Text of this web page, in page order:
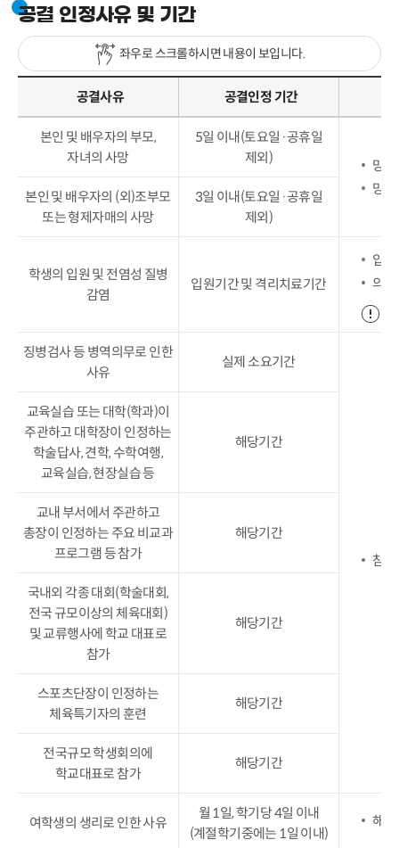
공결 인정사유 및 기간
좌우로 스크롤하시면 내용이 보입니다.
공결사유 공결인정 기간
본인 및 배우자의 부모,
자녀의 사망
5일 이내(토요일 ·공휴일
제외)
망
망
본인 및 배우자의 (외)조부모
또는 형제자매의 사망
3일 이내(토요일 ·공휴일
제외)
학생의 입원 및 전염성 질병
감염
입원기간 및 격리치료기간
입·
의
징병검사 등 병역의무로 인한
사유
실제 소요기간
참
교육실습 또는 대학(학과)이
주관하고 대학장이 인정하는
학술답사, 견학, 수학여행,
교육실습, 현장실습 등
해당기간
교내 부서에서 주관하고
총장이 인정하는 주요 비교과
프로그램 등 참가
해당기간
국내외 각종 대회(학술대회,
전국 규모이상의 체육대회)
및 교류행사에 학교 대표로
참가
해당기간
스포츠단장이 인정하는
체육특기자의 훈련
해당기간
전국규모 학생회의에
학교대표로 참가
해당기간
여학생의 생리로 인한 사유
월 1일, 학기당 4일 이내
(계절학기중에는 1일 이내)
해당